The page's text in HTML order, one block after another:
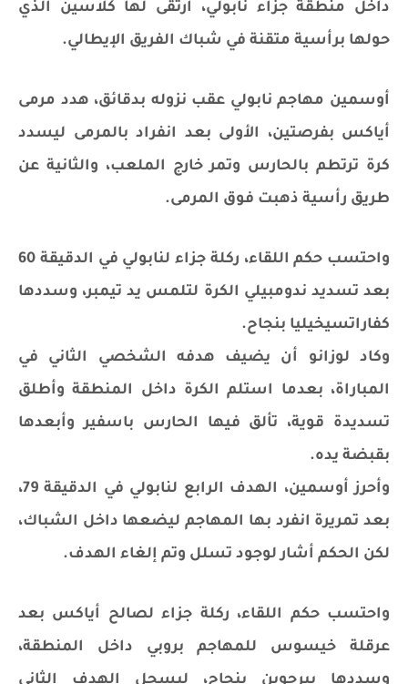
داخل منطقة جزاء نابولي، ارتقى لها كلاسين الذي
حولها برأسية متقنة في شباك الفريق الإيطالي.
أوسمين مهاجم نابولي عقب نزوله بدقائق، هدد مرمى
أياكس بفرصتين، الأولى بعد انفراد بالمرمى ليسدد
كرة ترتطم بالحارس وتمر خارج الملعب، والثانية عن
طريق رأسية ذهبت فوق المرمى.
واحتسب حكم اللقاء، ركلة جزاء لنابولي في الدقيقة 60
بعد تسديد ندومبيلي الكرة لتلمس يد تيمبر، وسددها
كفاراتسيخيليا بنجاح.
وكاد لوزانو أن يضيف هدفه الشخصي الثاني في
المباراة، بعدما استلم الكرة داخل المنطقة وأطلق
تسديدة قوية، تألق فيها الحارس باسفير وأبعدها
بقبضة يده.
وأحرز أوسمين، الهدف الرابع لنابولي في الدقيقة 79،
بعد تمريرة انفرد بها المهاجم ليضعها داخل الشباك،
لكن الحكم أشار لوجود تسلل وتم إلغاء الهدف.
واحتسب حكم اللقاء، ركلة جزاء لصالح أياكس بعد
عرقلة خيسوس للمهاجم بروبي داخل المنطقة،
وسددها بيرجوين بنجاح، ليسجل الهدف الثاني